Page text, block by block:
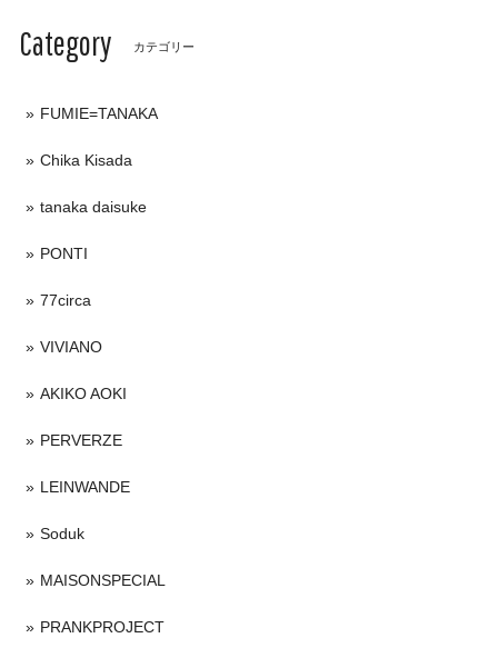
Category カテゴリー
FUMIE=TANAKA
Chika Kisada
tanaka daisuke
PONTI
77circa
VIVIANO
AKIKO AOKI
PERVERZE
LEINWANDE
Soduk
MAISONSPECIAL
PRANKPROJECT